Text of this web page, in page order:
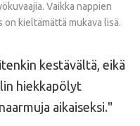
Vaikka nappien
on kieltämättä mukava lisä.
kestävältä, eikä
hiekkapölyt
aikaiseksi.